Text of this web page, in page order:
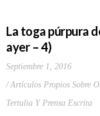
La toga púrpura
ayer – 4)
Septiembre 1, 2016
Artículos Propios Sobre
Tertulia Y Prensa Escrita